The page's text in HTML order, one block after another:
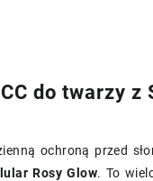
do twarzy z
ochroną przed
Rosy Glow. To